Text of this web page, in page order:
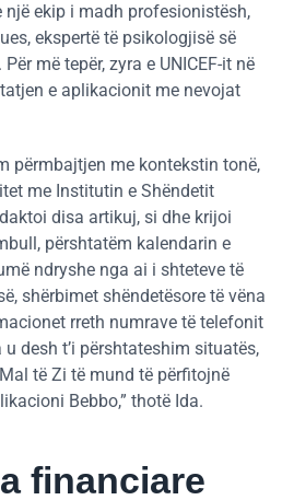
një ekip i madh profesionistësh,
ekspertë të psikologjisë së
më tepër, zyra e UNICEF-it në
e aplikacionit me nevojat
përmbajtjen me kontekstin tonë,
me Institutin e Shëndetit
disa artikuj, si dhe krijoi
përshtatëm kalendarin e
ndryshe nga ai i shteteve të
shërbimet shëndetësore të vëna
rreth numrave të telefonit
desh t’i përshtateshim situatës,
të Zi të mund të përfitojnë
Bebbo,” thotë Ida.
financiare